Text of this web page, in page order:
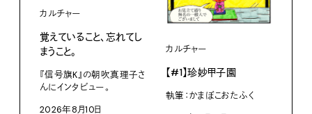
カルチャー
覚えていること、忘れてし
まうこと。
『信号旗K』の朝吹真理子さ
んにインタビュー。
2026年8月10日
カルチャー
【#1】珍妙甲子園
執筆：かまぼこおたふく